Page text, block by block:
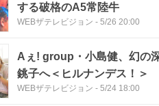
する破格のA5常陸牛
WEBザテレビジョン - 5/26 20:00
Aぇ! group・小島健、幻の
銚子へ＜ヒルナンデス！＞
WEBザテレビジョン - 5/24 18:00